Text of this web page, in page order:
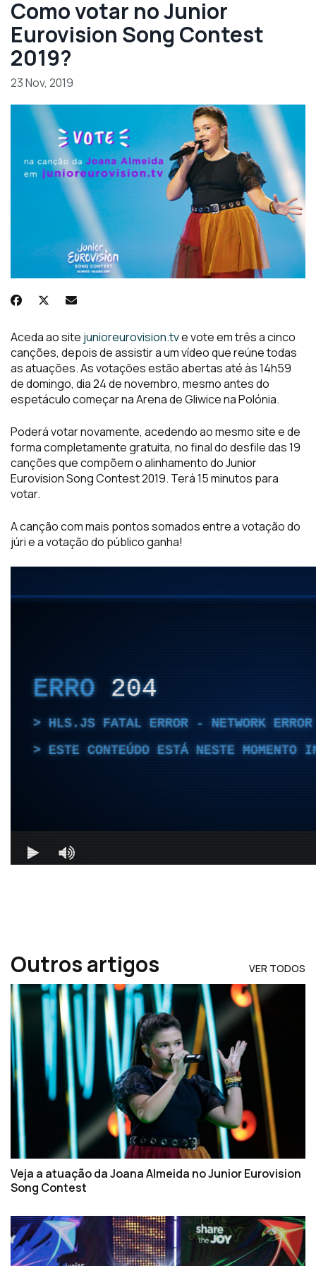
Como votar no Junior
Eurovision Song Contest
2019?
23 Nov, 2019
Aceda ao site junioreurovision.tve vote em três a cinco
canções, depois de assistir a um vídeo que reúne todas
as atuações. As votações estão abertas até às 14h59
de domingo, dia 24 de novembro, mesmo antes do
espetáculo começar na Arena de Gliwice na Polónia.
Poderá votar novamente, acedendo ao mesmo site e de
forma completamente gratuita, no final do desfile das 19
canções que compõem o alinhamento do Junior
Eurovision Song Contest 2019. Terá 15 minutos para
votar.
A canção com mais pontos somados entre a votação do
júri e a votação do público ganha!
Outros artigos VER TODOS
Veja a atuação da Joana Almeida no Junior Eurovision
Song Contest